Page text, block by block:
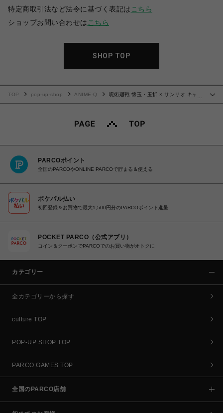
特定商取引法など法令に基づく表記は こちら
ショップお問い合わせは こちら
SHOP TOP
TOP pop-up-shop ANIME-Q
呪術廻戦 懐玉・玉折 × サンリオ キャラ
PARCOポイント
全国のPARCOやONLINE PARCOで貯まる＆使える
ポケパル払い
初回登録＆お買物で最大1,500円分のPARCOポイント進呈
POCKET PARCO（公式アプリ）
コイン＆クーポンでPARCOでのお買い物がオトクに
カテゴリー
全カテゴリーから探す
culture TOP
POP-UP SHOP TOP
PARCO GAMES TOP
全国のPARCO店舗